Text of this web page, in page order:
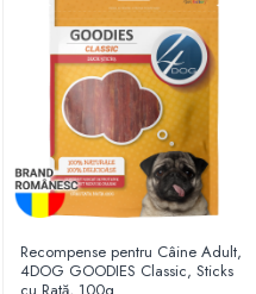
Recompense pentru Câine Adult,
4DOG GOODIES Classic, Sticks
cu Rață, 100g